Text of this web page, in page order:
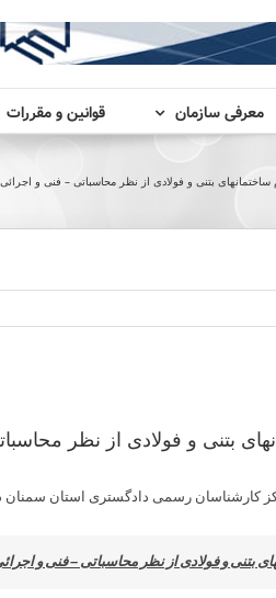
معرفی سازمان قوانین و مقررات
ساختمانهای بتنی و فولادی از نظر محاسباتی – فنی و اجرائی
بتنی و فولادی از نظر
کارشناسان رسمی دادگستری استان سمنان
بتنی و فولادی از نظر محاسباتی–فنی و